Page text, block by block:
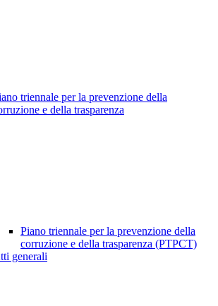
triennale per la prevenzione della
e della trasparenza
Piano triennale per la prevenzione della
corruzione e della trasparenza (PTPCT)
generali